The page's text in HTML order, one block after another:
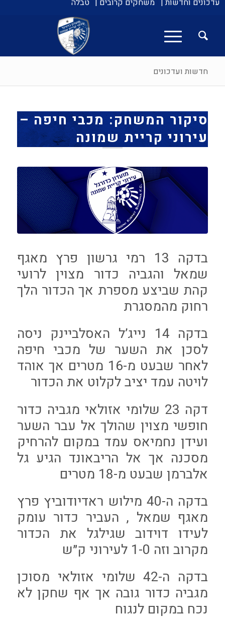
עדכונים וחדשות | משחקים קרובים | טבלה
חדשות ועדכונים
סיקור המשחק: מכבי חיפה –
עירוני קריית שמונה
בדקה 13 רמי גרשון פרץ מאגף
שמאל והגביה כדור מצוין לרועי
קהת שביצע מספרת אך הכדור הלך
רחוק מהמסגרת
בדקה 14 נייג’ל האסלביינק ניסה
לסכן את השער של מכבי חיפה
לאחר שבעט מ-16 מטרים אך אוהד
לויטה עמד יציב לקלוט את הכדור
דקה 23 שלומי אזולאי מגביה כדור
חופשי מצוין שהולך אל עבר השער
ועידן נחמיאס עמד במקום להרחיק
מסכנה אך אל הריבאונד הגיע גל
אלברמן שבעט מ-18 מטרים
בדקה ה-40 מילוש ראדיודוביץ פרץ
מאגף שמאל , העביר כדור עומק
לעידו דוידוב שגילגל את הכדור
מקרוב וזה 1-0 לעירוני ק״ש
בדקה ה-42 שלומי אזולאי מסוכן
מגביה כדור גובה אך אף שחקן לא
נכח במקום לנגוח